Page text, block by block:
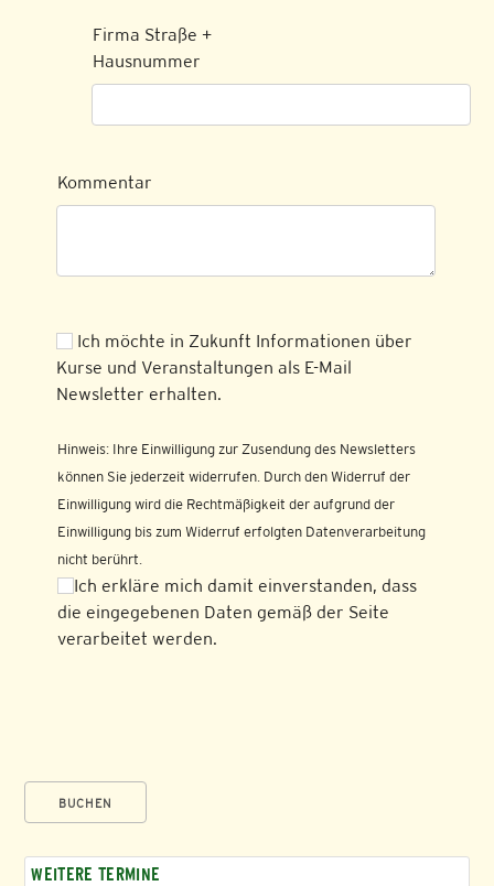
Firma Straße +
Hausnummer
Kommentar
Ich möchte in Zukunft Informationen über
Kurse und Veranstaltungen als E-Mail
Newsletter erhalten.
Hinweis: Ihre Einwilligung zur Zusendung des Newsletters
können Sie jederzeit widerrufen. Durch den Widerruf der
Einwilligung wird die Rechtmäßigkeit der aufgrund der
Einwilligung bis zum Widerruf erfolgten Datenverarbeitung
nicht berührt.
Ich erkläre mich damit einverstanden, dass
die eingegebenen Daten gemäß der Seite
verarbeitet werden.
BUCHEN
WEITERE TERMINE